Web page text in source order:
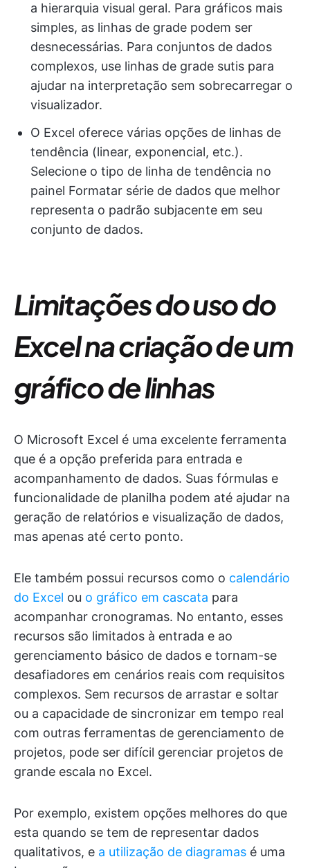
a hierarquia visual geral. Para gráficos mais
simples, as linhas de grade podem ser
desnecessárias. Para conjuntos de dados
complexos, use linhas de grade sutis para
ajudar na interpretação sem sobrecarregar o
visualizador.
O Excel oferece várias opções de linhas de
tendência (linear, exponencial, etc.).
Selecione o tipo de linha de tendência no
painel Formatar série de dados que melhor
representa o padrão subjacente em seu
conjunto de dados.
Limitações do uso do
Excel na criação de um
gráfico de linhas
O Microsoft Excel é uma excelente ferramenta
que é a opção preferida para entrada e
acompanhamento de dados. Suas fórmulas e
funcionalidade de planilha podem até ajudar na
geração de relatórios e visualização de dados,
mas apenas até certo ponto.
Ele também possui recursos como o calendário
do Excel ou o gráfico em cascata para
acompanhar cronogramas. No entanto, esses
recursos são limitados à entrada e ao
gerenciamento básico de dados e tornam-se
desafiadores em cenários reais com requisitos
complexos. Sem recursos de arrastar e soltar
ou a capacidade de sincronizar em tempo real
com outras ferramentas de gerenciamento de
projetos, pode ser difícil gerenciar projetos de
grande escala no Excel.
Por exemplo, existem opções melhores do que
esta quando se tem de representar dados
qualitativos, e a utilização de diagramas é uma